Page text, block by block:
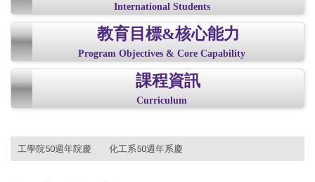
International Students
教育目標&核心能力
Program Objectives & Core Capability
課程資訊
Curriculum
工學院50週年院慶 化工系50週年系慶